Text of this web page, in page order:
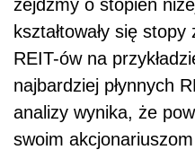
zejdźmy o stopień
kształtowały się
REIT-ów na
najbardziej płynnych
analizy wynika, że
swoim